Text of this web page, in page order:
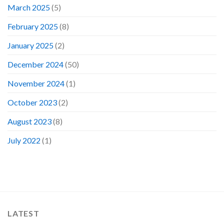
March 2025(5)
February 2025(8)
January 2025(2)
December 2024(50)
November 2024(1)
October 2023(2)
August 2023(8)
July 2022 (1)
LATEST